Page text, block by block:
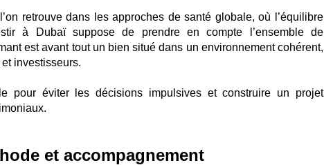
retrouve dans les approches de santé globale, où l’équilibre
à Dubaï suppose de prendre en compte l’ensemble de
est avant tout un bien situé dans un environnement cohérent,
investisseurs.
pour éviter les décisions impulsives et construire un projet
et accompagnement